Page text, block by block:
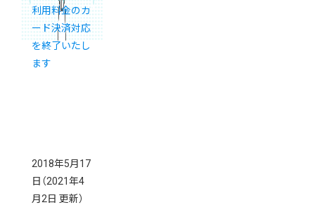
利用料金のカ
ード決済対応
を終了いたし
ます
2018年5月17
日 （2021年4
月2日 更新）